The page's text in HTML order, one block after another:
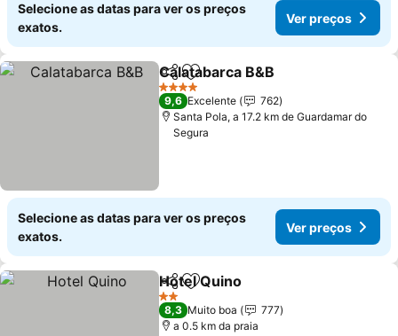
Selecione as datas para ver os preços
exatos.
Ver preços
PartilharAdicionar aos favoritos
Calatabarca B&B
4 Estrelas
9,6 Excelente
762
Santa Pola, a 17.2 km de Guardamar do
Segura
Selecione as datas para ver os preços
exatos.
Ver preços
PartilharAdicionar aos favoritos
Hotel Quino
2 Estrelas
8,3 Muito boa
777
a 0.5 km da praia